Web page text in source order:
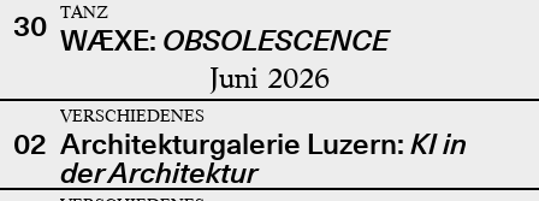
30
TANZ
WÆXE: OBSOLESCENCE
Juni 2026
02
VERSCHIEDENES
Architekturgalerie Luzern: KI in
der Architektur